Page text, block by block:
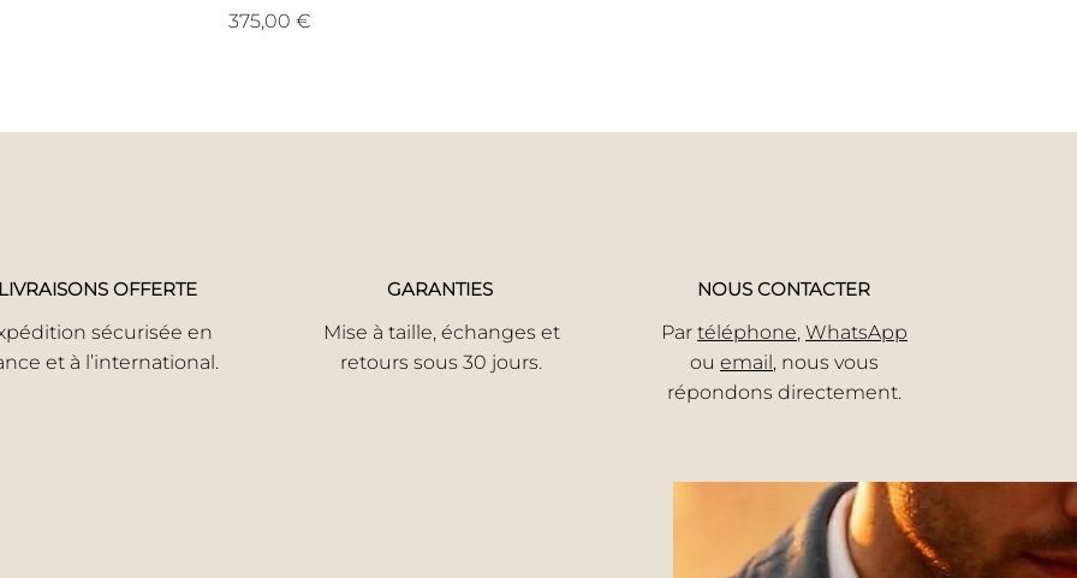
Prix
375,00 €
OFFERTE
sécurisée en
et à l’international.
GARANTIES
Mise à taille, échanges et
retours sous 30 jours.
NOUS CONTACTER
Par téléphone, WhatsApp
ou email, nous vous
répondons directement.